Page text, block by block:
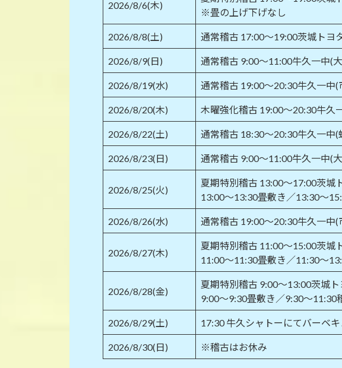
2026/8/6(木)
※畳の上げ下げなし
2026/8/8(土) 通常稽古 17:00～19:00茨城トヨ
2026/8/9(日) 通常稽古 9:00～11:00牛久一中(
2026/8/19(水) 通常稽古 19:00～20:30牛久一中(
2026/8/20(木) 木曜強化稽古 19:00～20:30牛久
2026/8/22(土) 通常稽古 18:30～20:30牛久一中(
2026/8/23(日) 通常稽古 9:00～11:00牛久一中(
2026/8/25(火)
夏期特別稽古 13:00～17:00茨城
13:00～13:30畳敷き／13:30～
2026/8/26(水) 通常稽古 19:00～20:30牛久一中(
2026/8/27(木)
夏期特別稽古 11:00～15:00茨城
11:00～11:30畳敷き／11:30～
2026/8/28(金)
夏期特別稽古 9:00～13:00茨城
9:00～9:30畳敷き／9:30～
2026/8/29(土) 17:30 牛久シャトーにてバーベキ
2026/8/30(日) ※稽古はお休み